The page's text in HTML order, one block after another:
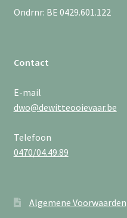
Ondrnr: BE 0429.601.122
Contact
E-mail
dwo@dewitteooievaar.be
Telefoon
0470/04.49.89
Algemene Voorwaarden